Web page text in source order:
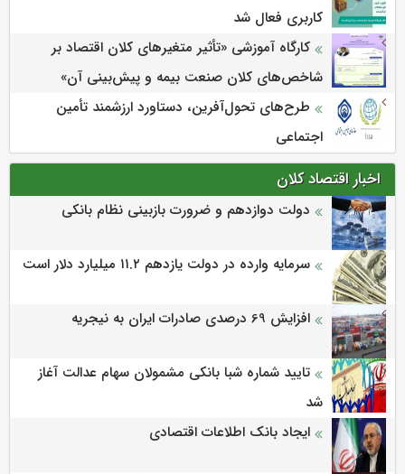
کاربری فعال شد
كارگاه آموزشی «تأثیر متغیرهای كلان اقتصاد بر
شاخص‌های كلان صنعت بیمه و پیش‌بینی آن»
طرح‌های تحول‌آفرین، دستاورد ارزشمند تأمین
اجتماعی
اخبار اقتصاد کلان
دولت دوازدهم و ضرورت بازبینی نظام بانکی
سرمایه وارده در دولت یازدهم ۱۱.۲ میلیارد دلار است
افزایش 69 درصدی صادرات ایران به نیجریه
تایید شماره شبا بانکی مشمولان سهام عدالت آغاز
شد
ایجاد بانک اطلاعات اقتصادی